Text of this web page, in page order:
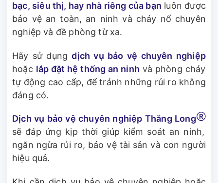
bạc, siêu thị, hay nhà riêng của bạn luôn được
bảo vệ an toàn, an ninh và cháy nổ chuyên
nghiệp và đề phòng từ xa.
Hãy sử dụngdịch vụ bảo vệ chuyên nghiệp
hoặc lắp đặt hệ thống an ninh và phòng cháy
tự động cao cấp, để tránh những rủi ro không
đáng có.
Dịch vụ bảo vệ chuyên nghiệp Thăng LongⓇ
sẽ đáp ứng kịp thời giúp kiểm soát an ninh,
ngăn ngừa rủi ro, bảo vệ tài sản và con người
hiệu quả.